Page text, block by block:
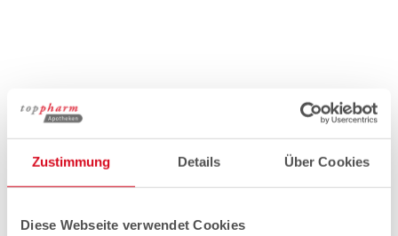
Zustimmung Details Über Cookies
Diese Webseite verwendet Cookies